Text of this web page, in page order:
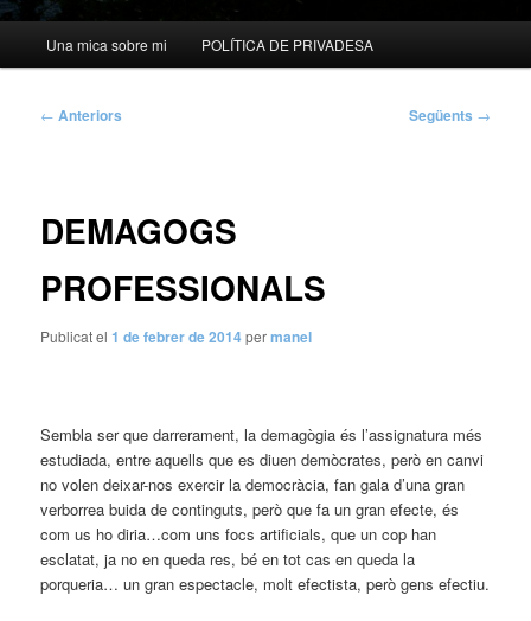
Una mica sobre mi POLÍTICA DE PRIVADESA
Navegació
← Anteriors Següents →
DEMAGOGS
PROFESSIONALS
Publicat el1 de febrer de 2014permanel
Sembla ser que darrerament, la demagògia és l’assignatura més
estudiada, entre aquells que es diuen demòcrates, però en canvi
no volen deixar-nos exercir la democràcia, fan gala d’una gran
verborrea buida de continguts, però que fa un gran efecte, és
com us ho diria…com uns focs artificials, que un cop han
esclatat, ja no en queda res, bé en tot cas en queda la
porqueria… un gran espectacle, molt efectista, però gens efectiu.